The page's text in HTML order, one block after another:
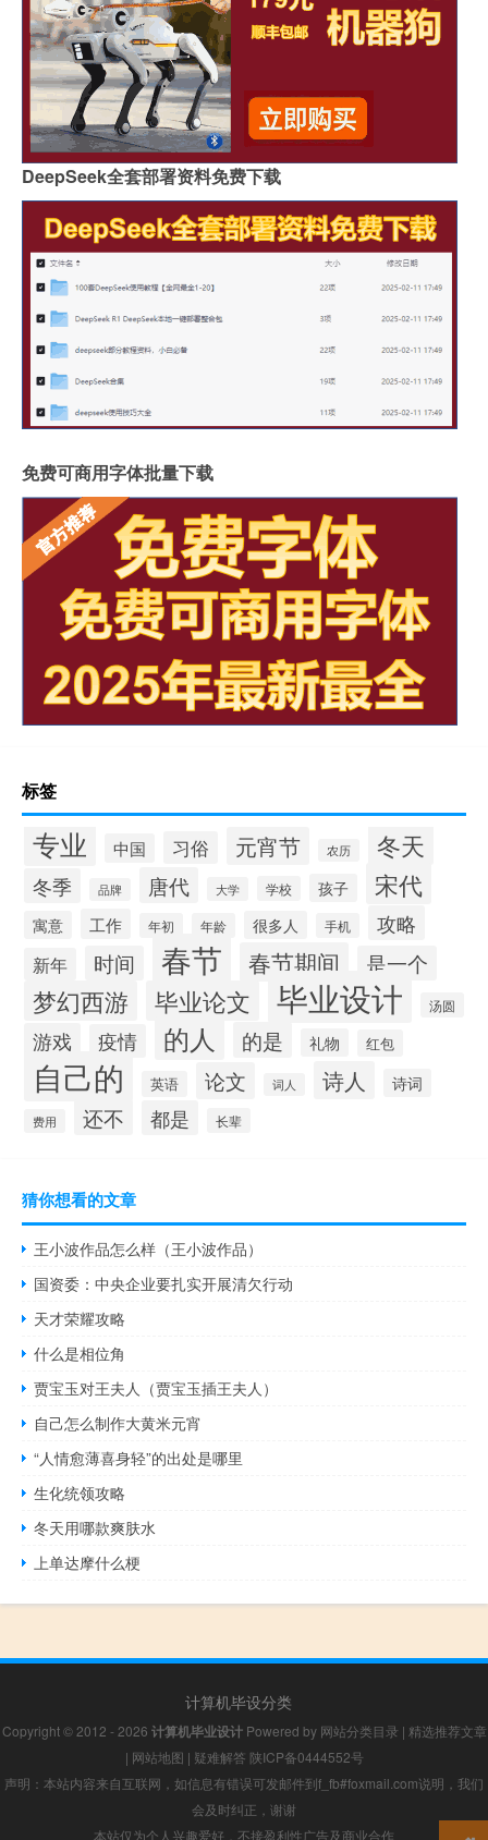
DeepSeek全套部署资料免费下载
免费可商用字体批量下载
标签
专业 中国 习俗 元宵节 农历 冬天
冬季 品牌 唐代 大学 学校 孩子 宋代
寓意 工作 年初 年龄 很多人 手机 攻略
新年 时间 春节 春节期间 是一个
梦幻西游 毕业论文 毕业设计 汤圆
游戏 疫情 的人 的是 礼物 红包
自己的 英语 论文 词人 诗人 诗词
费用 还不 都是 长辈
猜你想看的文章
王小波作品怎么样（王小波作品）
国资委：中央企业要扎实开展清欠行动
天才荣耀攻略
什么是相位角
贾宝玉对王夫人（贾宝玉插王夫人）
自己怎么制作大黄米元宵
“人情愈薄喜身轻”的出处是哪里
生化统领攻略
冬天用哪款爽肤水
上单达摩什么梗
计算机毕设分类
Copyright © 2012 - 2026 计算机毕业设计Powered by 网站分类目录 | 精选推荐文章
| 网站地图 | 疑难解答 陕ICP备0444552号
声明：本站内容来自互联网，如信息有错误可发邮件到f_fb#foxmail.com说明，我们
会及时纠正，谢谢
本站仅为个人兴趣爱好，不接盈利性广告及商业合作